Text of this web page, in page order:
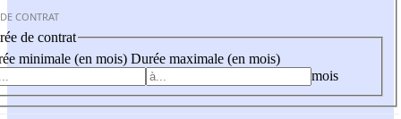
CONTRAT
de contrat
minimale (en mois) Durée maximale (en mois)
mois